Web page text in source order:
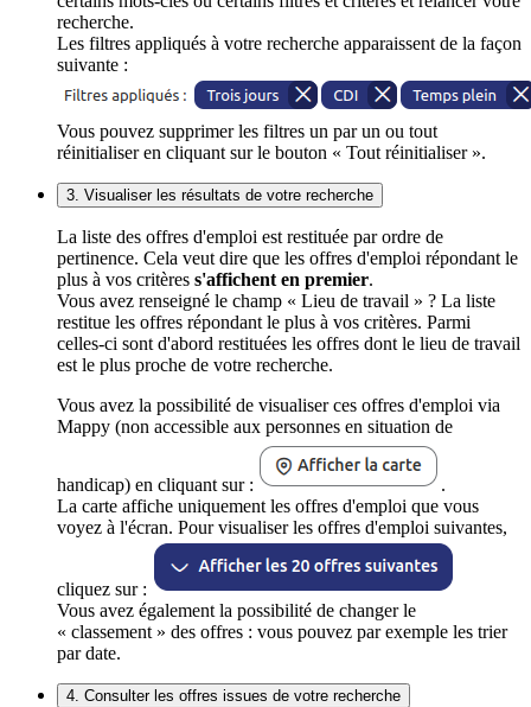
recherche.
Les filtres appliqués à votre recherche apparaissent de la façon
suivante :
Vous pouvez supprimer les filtres un par un ou tout
réinitialiser en cliquant sur le bouton « Tout réinitialiser ».
3. Visualiser les résultats de votre recherche
La liste des offres d'emploi est restituée par ordre de
pertinence. Cela veut dire que les offres d'emploi répondant le
plus à vos critères s'affichent en premier.
Vous avez renseigné le champ « Lieu de travail » ? La liste
restitue les offres répondant le plus à vos critères. Parmi
celles-ci sont d'abord restituées les offres dont le lieu de travail
est le plus proche de votre recherche.
Vous avez la possibilité de visualiser ces offres d'emploi via
Mappy (non accessible aux personnes en situation de
handicap) en cliquant sur :
.
La carte affiche uniquement les offres d'emploi que vous
voyez à l'écran. Pour visualiser les offres d'emploi suivantes,
cliquez sur :
Vous avez également la possibilité de changer le
« classement » des offres : vous pouvez par exemple les trier
par date.
4. Consulter les offres issues de votre recherche